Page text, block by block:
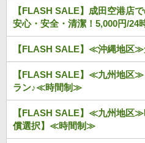
【FLASH SALE】成田空港店
安心・安全・清潔！5,000円/24
【FLASH SALE】≪沖縄地区≫
【FLASH SALE】≪九州地区
ラン♪≪時間制≫
【FLASH SALE】≪九州地区
償選択】≪時間制≫